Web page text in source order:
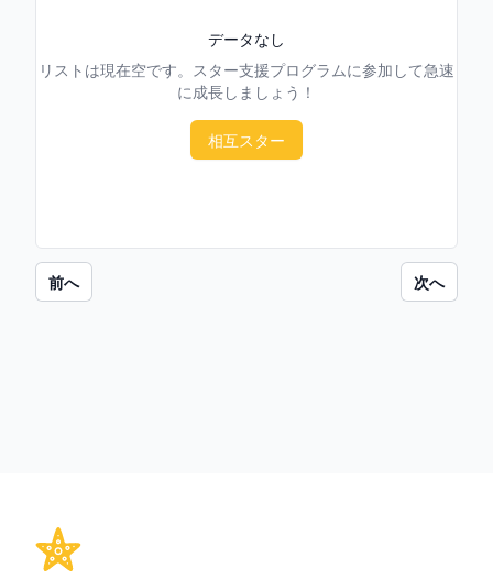
データなし
リストは現在空です。スター支援プログラムに参加して急速
に成長しましょう！
相互スター
前へ 次へ